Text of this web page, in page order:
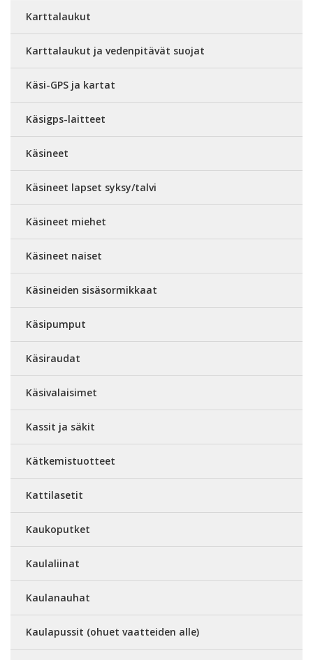
Karttalaukut
Karttalaukut ja vedenpitävät suojat
Käsi-GPS ja kartat
Käsigps-laitteet
Käsineet
Käsineet lapset syksy/talvi
Käsineet miehet
Käsineet naiset
Käsineiden sisäsormikkaat
Käsipumput
Käsiraudat
Käsivalaisimet
Kassit ja säkit
Kätkemistuotteet
Kattilasetit
Kaukoputket
Kaulaliinat
Kaulanauhat
Kaulapussit (ohuet vaatteiden alle)